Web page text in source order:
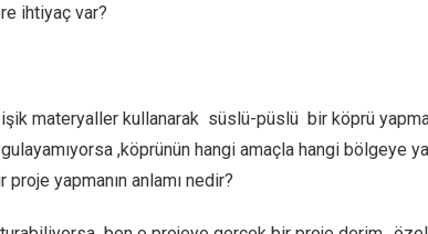
ihtiyaç var?
materyaller kullanarak süslü-püslü bir köprü
,köprünün hangi amaçla hangi bölgeye
yapmanın anlamı nedir?